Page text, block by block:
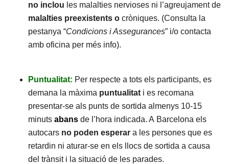
no inclou les malalties nervioses ni l’agreujament de
malalties preexistents o cròniques. (Consulta la
pestanya “Condicions i Assegurances” i/o contacta
amb oficina per més info).
Puntualitat: Per respecte a tots els participants, es
demana la màxima puntualitat i es recomana
presentar-se als punts de sortida almenys 10-15
minuts abans de l’hora indicada. A Barcelona els
autocars no poden esperar a les persones que es
retardin ni aturar-se en els llocs de sortida a causa
del trànsit i la situació de les parades.